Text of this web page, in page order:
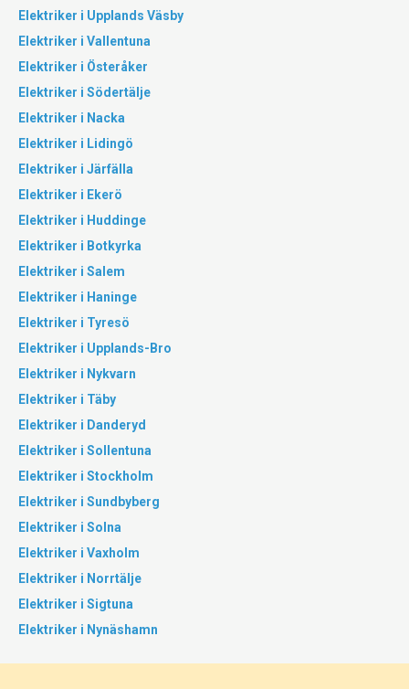
Elektriker i Upplands Väsby
Elektriker i Vallentuna
Elektriker i Österåker
Elektriker i Södertälje
Elektriker i Nacka
Elektriker i Lidingö
Elektriker i Järfälla
Elektriker i Ekerö
Elektriker i Huddinge
Elektriker i Botkyrka
Elektriker i Salem
Elektriker i Haninge
Elektriker i Tyresö
Elektriker i Upplands-Bro
Elektriker i Nykvarn
Elektriker i Täby
Elektriker i Danderyd
Elektriker i Sollentuna
Elektriker i Stockholm
Elektriker i Sundbyberg
Elektriker i Solna
Elektriker i Vaxholm
Elektriker i Norrtälje
Elektriker i Sigtuna
Elektriker i Nynäshamn